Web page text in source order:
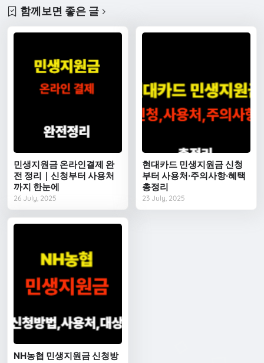
함께보면 좋은 글
민생지원금 온라인결제 완
전 정리｜신청부터 사용처
까지 한눈에
26 July, 2025
현대카드 민생지원금 신청
부터 사용처·주의사항·혜택
총정리
23 July, 2025
NH농협 민생지원금 신청방